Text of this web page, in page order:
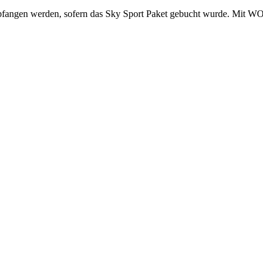
werden, sofern das Sky Sport Paket gebucht wurde. Mit